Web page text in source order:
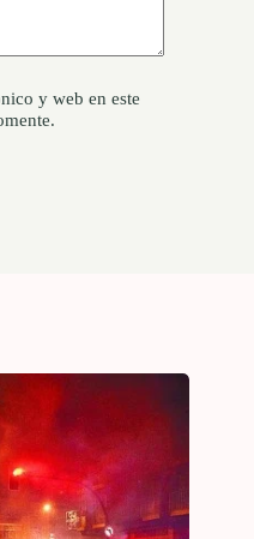
y web en este